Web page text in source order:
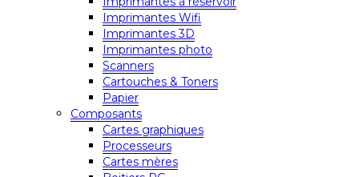
Imprimantes Wifi
Imprimantes 3D
Imprimantes photo
Scanners
Cartouches & Toners
Papier
Composants
Cartes graphiques
Processeurs
Cartes mères